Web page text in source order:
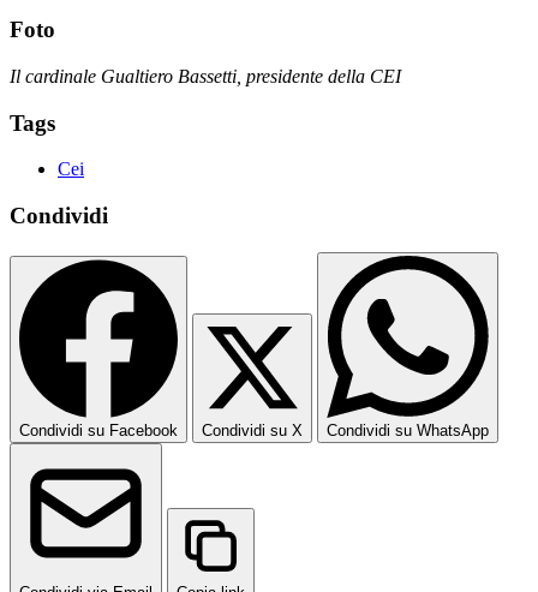
Foto
Il cardinale Gualtiero Bassetti, presidente della CEI
Tags
Cei
Condividi
Condividi su Facebook Condividi su X Condividi su WhatsApp